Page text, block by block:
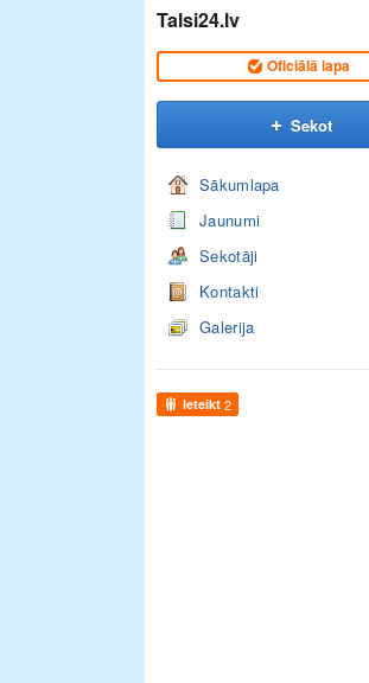
Talsi24.lv
Oficiālā lapa
Sekot
Sākumlapa
Jaunumi
Sekotāji
Kontakti
Galerija
Ieteikt 2